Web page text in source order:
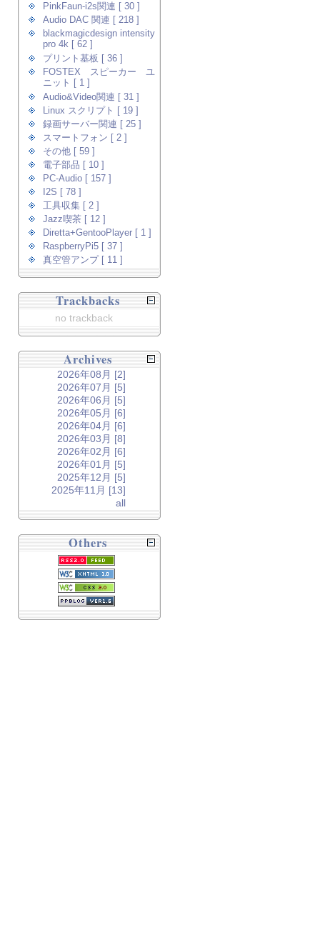
PinkFaun-i2s関連 [ 30 ]
Audio DAC 関連 [ 218 ]
blackmagicdesign intensity
pro 4k [ 62 ]
プリント基板 [ 36 ]
FOSTEX スピーカー ユ
ニット [ 1 ]
Audio&Video関連 [ 31 ]
Linux スクリプト [ 19 ]
録画サーバー関連 [ 25 ]
スマートフォン [ 2 ]
その他 [ 59 ]
電子部品 [ 10 ]
PC-Audio [ 157 ]
I2S [ 78 ]
工具収集 [ 2 ]
Jazz喫茶 [ 12 ]
Diretta+GentooPlayer [ 1 ]
RaspberryPi5 [ 37 ]
真空管アンプ [ 11 ]
Trackbacks
no trackback
Archives
2026年08月 [2]
2026年07月 [5]
2026年06月 [5]
2026年05月 [6]
2026年04月 [6]
2026年03月 [8]
2026年02月 [6]
2026年01月 [5]
2025年12月 [5]
2025年11月 [13]
all
Others